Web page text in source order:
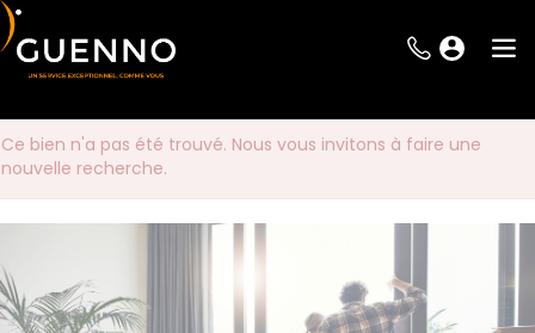
Ce bien n'a pas été trouvé. Nous vous invitons à faire une
nouvelle recherche.